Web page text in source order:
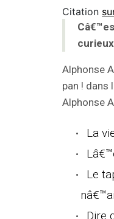
Citation
Alphonse
pan ! dans
Alphonse
La
Le
Dire